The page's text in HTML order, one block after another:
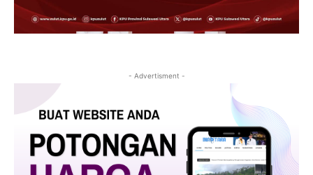
- Advertisment -